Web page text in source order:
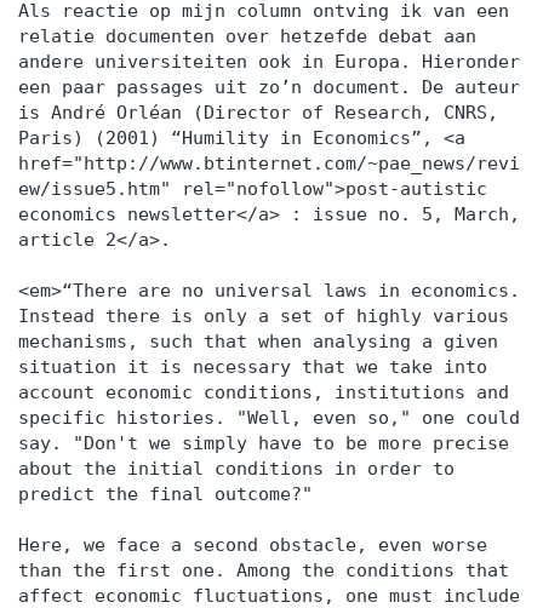
Als reactie op mijn column ontving ik van een
relatie documenten over hetzefde debat aan
andere universiteiten ook in Europa. Hieronder
een paar passages uit zo’n document. De auteur
is André Orléan (Director of Research, CNRS,
Paris) (2001) “Humility in Economics”, <a
href="http://www.btinternet.com/~pae_news/revi
ew/issue5.htm" rel="nofollow">post-autistic
economics newsletter</a> : issue no. 5, March,
article 2</a>.
<em>“There are no universal laws in economics.
Instead there is only a set of highly various
mechanisms, such that when analysing a given
situation it is necessary that we take into
account economic conditions, institutions and
specific histories. "Well, even so," one could
say. "Don't we simply have to be more precise
about the initial conditions in order to
predict the final outcome?"
Here, we face a second obstacle, even worse
than the first one. Among the conditions that
affect economic fluctuations, one must include